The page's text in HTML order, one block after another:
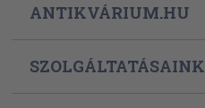
ANTIKVÁRIUM.HU
SZOLGÁLTATÁSAINK